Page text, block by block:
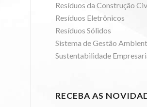
Resíduos da Construção
Resíduos Eletrônicos
Resíduos Sólidos
Sistema de Gestão
Sustentabilidade
RECEBA AS